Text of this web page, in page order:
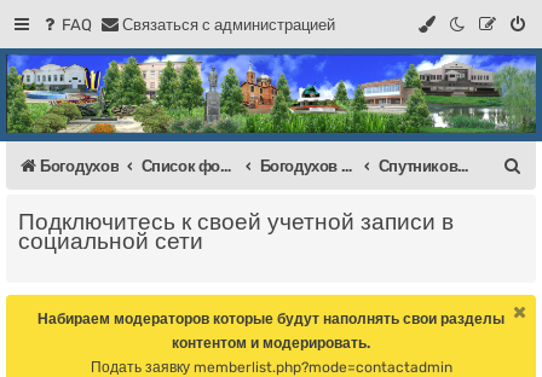
FAQ Связаться с администрацией
Регистрация
Форум Богодухова
Богодухов
Богодухов Список форумов Богодухов Балка Спутниковое оборудование
к
Подключитесь к своей учетной записи в
социальной сети
Набираем модераторов которые будут наполнять свои разделы
контентом и модерировать.
Подать заявку memberlist.php?mode=contactadmin